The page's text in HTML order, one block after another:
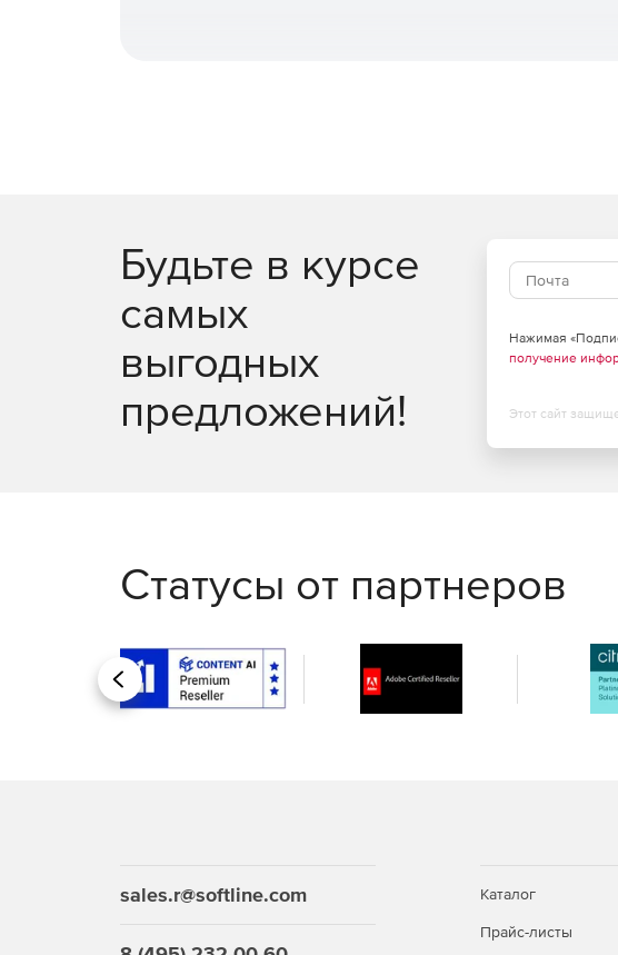
Будьте в курсе
самых
выгодных
предложений!
Нажимая
получение
Этот сайт
Статусы от партнеров
Назад
sales.r@softline.com Каталог
Прайс-листы